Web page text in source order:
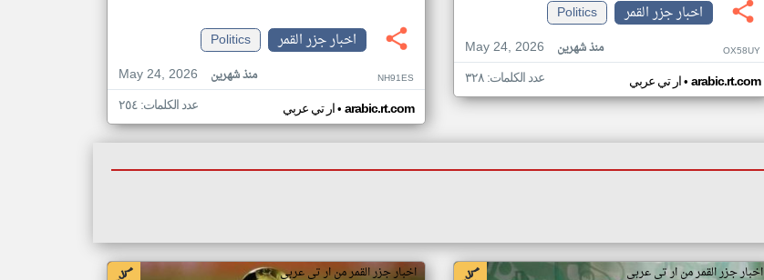
اخبار جزر القمر
Politics
May 24, 2026
منذ شهرين OX58UY
ار تي عربي• arabic.rt.com عدد الكلمات: ٣٢٨
اخبار جزر القمر
Politics
May 24, 2026
منذ شهرين NH91ES
ار تي عربي• arabic.rt.com عدد الكلمات: ٢٥٤
اخبار جزر القمر من ار تي عربي اخبار جزر القمر من ار تي عربي